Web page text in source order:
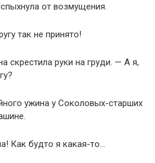
от возмущения.
так не принято!
скрестила руки на груди. — А я,
ужина у Соколовых-старших
Как будто я какая-то…